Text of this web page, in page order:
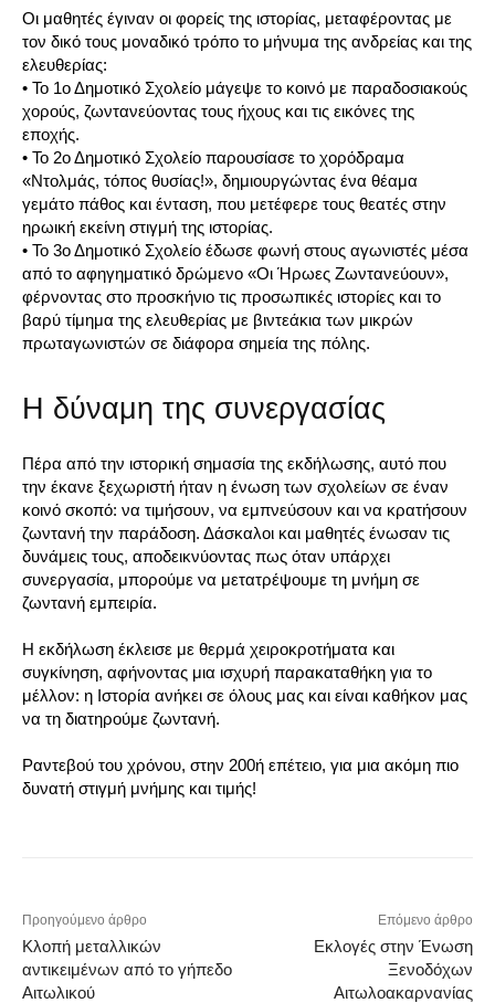
Οι μαθητές έγιναν οι φορείς της ιστορίας, μεταφέροντας με
τον δικό τους μοναδικό τρόπο το μήνυμα της ανδρείας και της
ελευθερίας:
• Το 1ο Δημοτικό Σχολείο μάγεψε το κοινό με παραδοσιακούς
χορούς, ζωντανεύοντας τους ήχους και τις εικόνες της
εποχής.
• Το 2ο Δημοτικό Σχολείο παρουσίασε το χορόδραμα
«Ντολμάς, τόπος θυσίας!», δημιουργώντας ένα θέαμα
γεμάτο πάθος και ένταση, που μετέφερε τους θεατές στην
ηρωική εκείνη στιγμή της ιστορίας.
• Το 3ο Δημοτικό Σχολείο έδωσε φωνή στους αγωνιστές μέσα
από το αφηγηματικό δρώμενο «Οι Ήρωες Ζωντανεύουν»,
φέρνοντας στο προσκήνιο τις προσωπικές ιστορίες και το
βαρύ τίμημα της ελευθερίας με βιντεάκια των μικρών
πρωταγωνιστών σε διάφορα σημεία της πόλης.
Η δύναμη της συνεργασίας
Πέρα από την ιστορική σημασία της εκδήλωσης, αυτό που
την έκανε ξεχωριστή ήταν η ένωση των σχολείων σε έναν
κοινό σκοπό: να τιμήσουν, να εμπνεύσουν και να κρατήσουν
ζωντανή την παράδοση. Δάσκαλοι και μαθητές ένωσαν τις
δυνάμεις τους, αποδεικνύοντας πως όταν υπάρχει
συνεργασία, μπορούμε να μετατρέψουμε τη μνήμη σε
ζωντανή εμπειρία.
Η εκδήλωση έκλεισε με θερμά χειροκροτήματα και
συγκίνηση, αφήνοντας μια ισχυρή παρακαταθήκη για το
μέλλον: η Ιστορία ανήκει σε όλους μας και είναι καθήκον μας
να τη διατηρούμε ζωντανή.
Ραντεβού του χρόνου, στην 200ή επέτειο, για μια ακόμη πιο
δυνατή στιγμή μνήμης και τιμής!
Προηγούμενο άρθρο
Κλοπή μεταλλικών
αντικειμένων από το γήπεδο
Αιτωλικού
Επόμενο άρθρο
Εκλογές στην Ένωση
Ξενοδόχων
Αιτωλοακαρνανίας